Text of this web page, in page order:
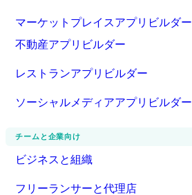
マーケットプレイスアプリビルダー
不動産アプリビルダー
レストランアプリビルダー
ソーシャルメディアアプリビルダー
チームと企業向け
ビジネスと組織
フリーランサーと代理店